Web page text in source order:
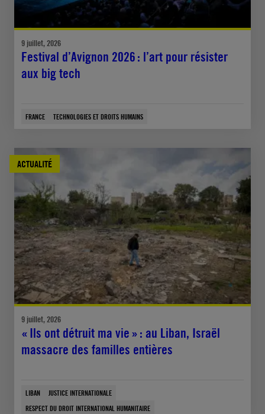
9 juillet, 2026
Festival d’Avignon 2026 : l’art pour résister
aux big tech
FRANCE TECHNOLOGIES ET DROITS HUMAINS
ACTUALITÉ
9 juillet, 2026
« Ils ont détruit ma vie » : au Liban, Israël
massacre des familles entières
LIBAN
JUSTICE INTERNATIONALE
RESPECT DU DROIT INTERNATIONAL HUMANITAIRE